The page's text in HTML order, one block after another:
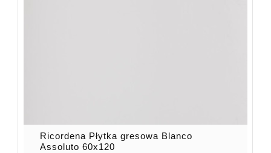
Ricordena Płytka gresowa Blanco
Assoluto 60x120